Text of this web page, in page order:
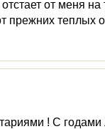
от меня
прежних теплых
! С